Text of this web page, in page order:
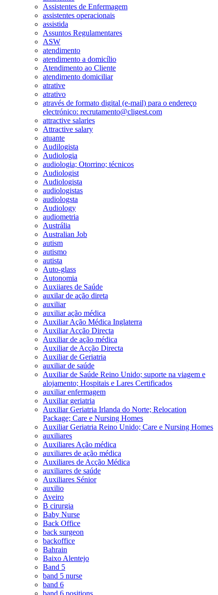
Assistentes de Enfermagem
assistentes operacionais
assistida
Assuntos Regulamentares
ASW
atendimento
atendimento a domicílio
Atendimento ao Cliente
atendimento domiciliar
atrative
atrativo
através de formato digital (e-mail) para o endereço
electrónico: recrutamento@cligest.com
attractive salaries
Attractive salary
atuante
Audilogista
Audiologia
audiologia; Otorrino; técnicos
Audiologist
Audiologista
audiologistas
audiologsta
Audiology
audiometria
Austrália
Australian Job
autism
autismo
autista
Auto-glass
Autonomia
Auxiiares de Saúde
auxilar de ação direta
auxiliar
auxiliar ação médica
Auxiliar Ação Médica Inglaterra
Auxiliar Acção Directa
Auxiliar de ação médica
Auxiliar de Acção Directa
Auxiliar de Geriatria
auxiliar de saúde
Auxiliar de Saúde Reino Unido; suporte na viagem e
alojamento; Hospitais e Lares Certificados
auxiliar enfermagem
Auxiliar geriatria
Auxiliar Geriatria Irlanda do Norte; Relocation
Package; Care e Nursing Homes
Auxiliar Geriatria Reino Unido; Care e Nursing Homes
auxiliares
Auxiliares Ação médica
auxiliares de ação médica
Auxiliares de Acção Médica
auxiliares de saúde
Auxiliares Sénior
auxilio
Aveiro
B cirurgia
Baby Nurse
Back Office
back surgeon
backoffice
Bahrain
Baixo Alentejo
Band 5
band 5 nurse
band 6
band 6 positions